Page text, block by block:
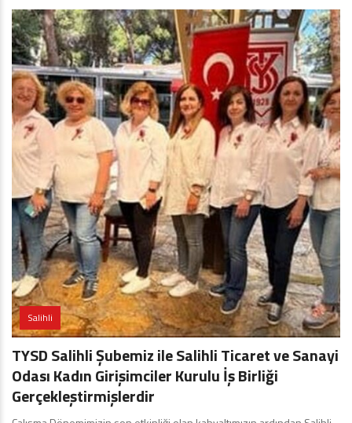
Salihli
TYSD Salihli Şubemiz ile Salihli Ticaret ve Sanayi
Odası Kadın Girişimciler Kurulu İş Birliği
Gerçekleştirmişlerdir